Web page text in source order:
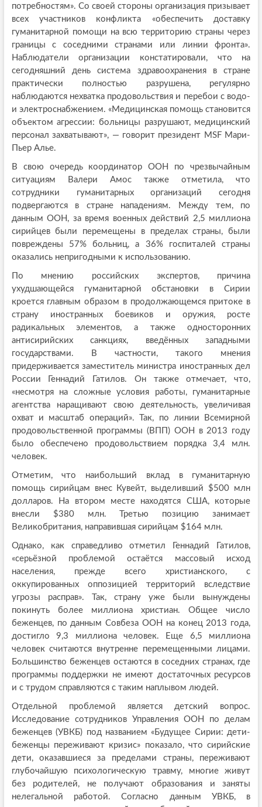
потребностям». Со своей стороны организация призывает
всех участников конфликта «обеспечить доставку
гуманитарной помощи на всю территорию страны через
границы с соседними странами или линии фронта».
Наблюдатели организации констатировали, что на
сегодняшний день система здравоохранения в стране
практически полностью разрушена, регулярно
наблюдаются нехватка продовольствия и перебои с водо-
и электроснабжением. «Медицинская помощь становится
объектом агрессии: больницы разрушают, медицинский
персонал захватывают», — говорит президент MSF Мари-
Пьер Алье.
В свою очередь координатор ООН по чрезвычайным
ситуациям Валери Амос также отметила, что
сотрудники гуманитарных организаций сегодня
подвергаются в стране нападениям. Между тем, по
данным ООН, за время военных действий 2,5 миллиона
сирийцев были перемещены в пределах страны, были
повреждены 57% больниц, а 36% госпиталей страны
оказались непригодными к использованию.
По мнению российских экспертов, причина
ухудшающейся гуманитарной обстановки в Сирии
кроется главным образом в продолжающемся притоке в
страну иностранных боевиков и оружия, росте
радикальных элементов, а также односторонних
антисирийских санкциях, введённых западными
государствами. В частности, такого мнения
придерживается заместитель министра иностранных дел
России Геннадий Гатилов. Он также отмечает, что,
«несмотря на сложные условия работы, гуманитарные
агентства наращивают свою деятельность, увеличивая
охват и масштаб операций». Так, по линии Всемирной
продовольственной программы (ВПП) ООН в 2013 году
было обеспечено продовольствием порядка 3,4 млн.
человек.
Отметим, что наибольший вклад в гуманитарную
помощь сирийцам внес Кувейт, выделивший $500 млн
долларов. На втором месте находятся США, которые
внесли $380 млн. Третью позицию занимает
Великобритания, направившая сирийцам $164 млн.
Однако, как справедливо отметил Геннадий Гатилов,
«серьёзной проблемой остаётся массовый исход
населения, прежде всего христианского, с
оккупированных оппозицией территорий вследствие
угрозы расправ». Так, страну уже были вынуждены
покинуть более миллиона христиан. Общее число
беженцев, по данным Совбеза ООН на конец 2013 года,
достигло 9,3 миллиона человек. Еще 6,5 миллиона
человек считаются внутренне перемещенными лицами.
Большинство беженцев остаются в соседних странах, где
программы поддержки не имеют достаточных ресурсов
и с трудом справляются с таким наплывом людей.
Отдельной проблемой является детский вопрос.
Исследование сотрудников Управления ООН по делам
беженцев (УВКБ) под названием «Будущее Сирии: дети-
беженцы переживают кризис» показало, что сирийские
дети, оказавшиеся за пределами страны, переживают
глубочайшую психологическую травму, многие живут
без родителей, не получают образования и заняты
нелегальной работой. Согласно данным УВКБ, в